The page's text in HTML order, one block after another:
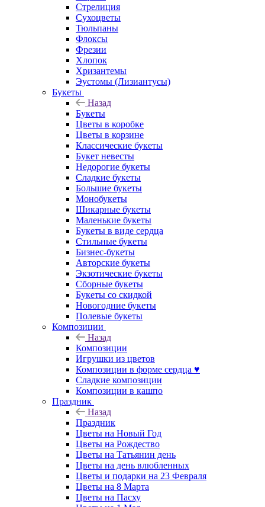
Стрелиция
Сухоцветы
Тюльпаны
Флоксы
Фрезии
Хлопок
Хризантемы
Эустомы (Лизиантусы)
Букеты
Назад
Букеты
Цветы в коробке
Цветы в корзине
Классические букеты
Букет невесты
Недорогие букеты
Сладкие букеты
Большие букеты
Монобукеты
Шикарные букеты
Маленькие букеты
Букеты в виде сердца
Стильные букеты
Бизнес-букеты
Авторские букеты
Экзотические букеты
Сборные букеты
Букеты со скидкой
Новогодние букеты
Полевые букеты
Композиции
Назад
Композиции
Игрушки из цветов
Композиции в форме сердца ♥
Сладкие композиции
Композиции в кашпо
Праздник
Назад
Праздник
Цветы на Новый Год
Цветы на Рождество
Цветы на Татьянин день
Цветы на день влюбленных
Цветы и подарки на 23 Февраля
Цветы на 8 Марта
Цветы на Пасху